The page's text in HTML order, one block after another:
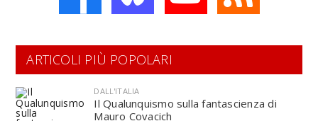
ARTICOLI PIÙ POPOLARI
DALL'ITALIA
Il Qualunquismo sulla fantascienza di
Mauro Covacich